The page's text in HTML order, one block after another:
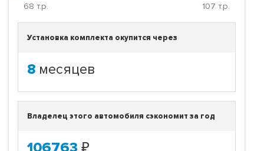
68 т.р. 107 т.р.
Установка комплекта окупится через
8 месяцев
Владелец этого автомобиля сэкономит за год
106763 ₽